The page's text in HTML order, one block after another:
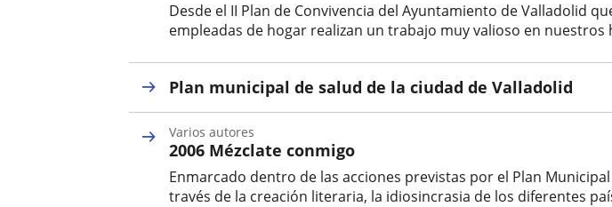
Desde el II Plan de Convivencia del Ayuntamiento de Valladolid
empleadas de hogar realizan un trabajo muy valioso en
Plan municipal de salud de la ciudad de Valladolid
2006 Mézclate conmigo
Enmarcado dentro de las acciones previstas por el Plan
través de la creación literaria, la idiosincrasia de los diferentes
Varios autores